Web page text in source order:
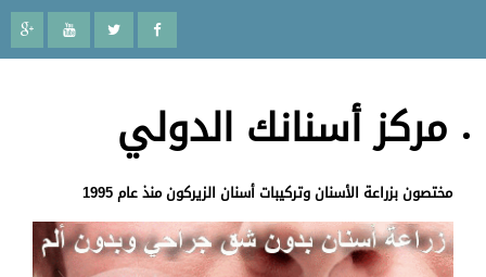
مركز أسنانك الدولي
مختصون بزراعة الأسنان وتركيبات أسنان الزيركون منذ عام 1995